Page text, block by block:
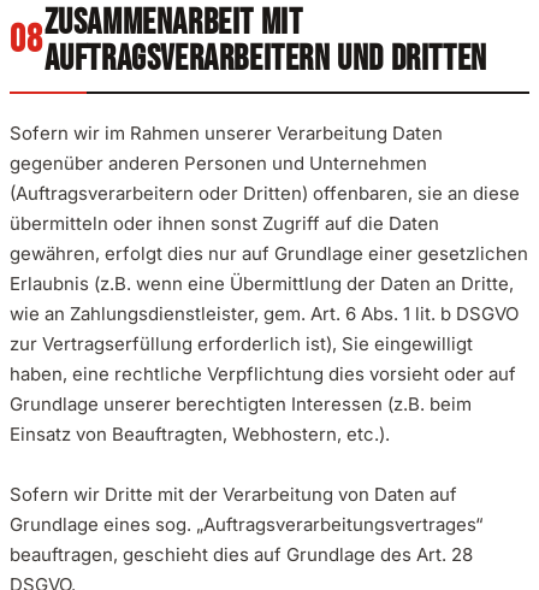
ZUSAMMENARBEIT MIT
AUFTRAGSVERARBEITERN UND DRITTEN
Sofern wir im Rahmen unserer Verarbeitung Daten
gegenüber anderen Personen und Unternehmen
(Auftragsverarbeitern oder Dritten) offenbaren, sie an diese
übermitteln oder ihnen sonst Zugriff auf die Daten
gewähren, erfolgt dies nur auf Grundlage einer gesetzlichen
Erlaubnis (z.B. wenn eine Übermittlung der Daten an Dritte,
wie an Zahlungsdienstleister, gem. Art. 6 Abs. 1 lit. b DSGVO
zur Vertragserfüllung erforderlich ist), Sie eingewilligt
haben, eine rechtliche Verpflichtung dies vorsieht oder auf
Grundlage unserer berechtigten Interessen (z.B. beim
Einsatz von Beauftragten, Webhostern, etc.).
Sofern wir Dritte mit der Verarbeitung von Daten auf
Grundlage eines sog. „Auftragsverarbeitungsvertrages“
beauftragen, geschieht dies auf Grundlage des Art. 28
DSGVO.